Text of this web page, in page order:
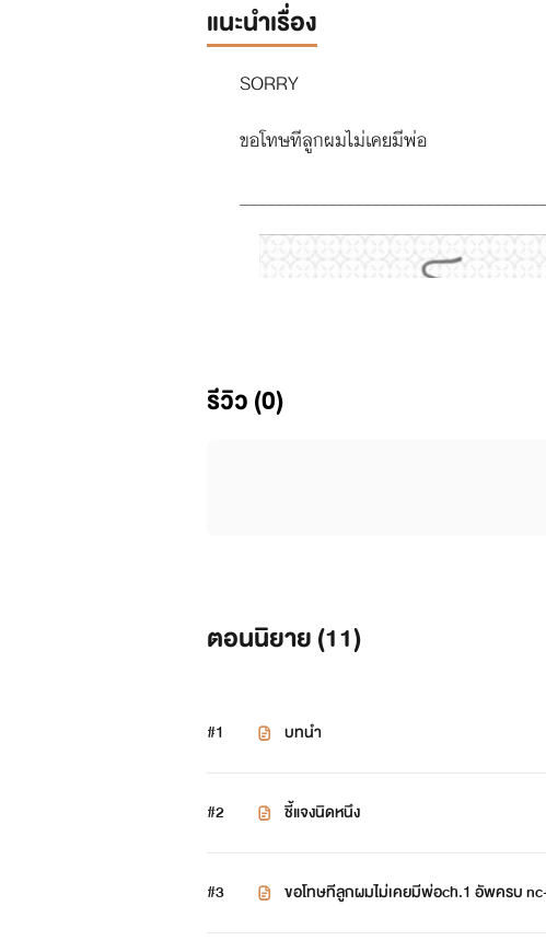
แนะนำเรื่อง
SORRY
ขอโทษทีลูกผมไม่เคยมีพ่อ
รีวิว (0)
ตอนนิยาย (11)
#1 บทนำ
#2 ชี้แจงนิดหนึง
#3 ขอโทษทีลูกผมไม่เคยมีพ่อch.1 อัพครบ